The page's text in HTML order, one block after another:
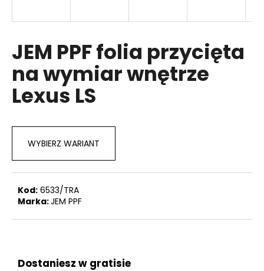
JEM PPF folia przycięta
na wymiar wnętrze
Lexus LS
WYBIERZ WARIANT
Kod: 6533/TRA
Marka:JEM PPF
Dostaniesz w gratisie
SZUKAJ
P
l
a
m
y